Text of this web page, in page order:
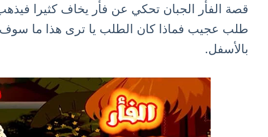
قصة الفأر الجبان تحكي عن فأر يخاف كثيرا
طلب عجيب فماذا كان الطلب يا ترى هذا ما
بالأسفل.